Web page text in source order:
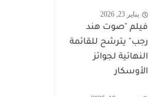
يناير 23, 2026
فيلم "صوت هند
رجب" يترشح للقائمة
النهائية لجوائز
الأوسكار